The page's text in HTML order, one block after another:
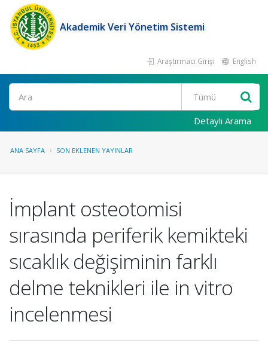
Akademik Veri Yönetim Sistemi
Araştırmacı Girişi English
Ara
Detaylı Arama
ANA SAYFA SON EKLENEN YAYINLAR
İmplant osteotomisi
sırasında periferik kemikteki
sıcaklık değişiminin farklı
delme teknikleri ile in vitro
incelenmesi